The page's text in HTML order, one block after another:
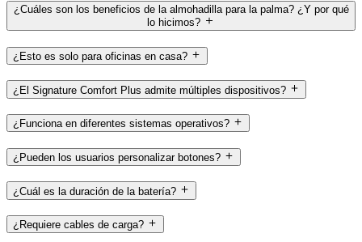
¿Cuáles son los beneficios de la almohadilla para la palma? ¿Y por qué
lo hicimos?
¿Esto es solo para oficinas en casa?
¿El Signature Comfort Plus admite múltiples dispositivos?
¿Funciona en diferentes sistemas operativos?
¿Pueden los usuarios personalizar botones?
¿Cuál es la duración de la batería?
¿Requiere cables de carga?